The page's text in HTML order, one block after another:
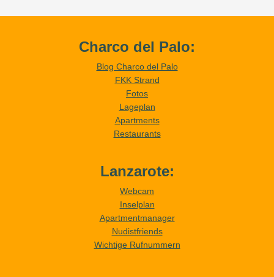
Charco del Palo:
Blog Charco del Palo
FKK Strand
Fotos
Lageplan
Apartments
Restaurants
Lanzarote:
Webcam
Inselplan
Apartmentmanager
Nudistfriends
Wichtige Rufnummern